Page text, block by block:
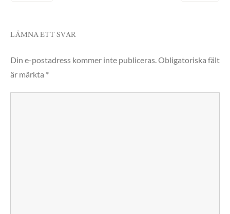
LÄMNA ETT SVAR
Din e-postadress kommer inte publiceras.Obligatoriska fält
är märkta *